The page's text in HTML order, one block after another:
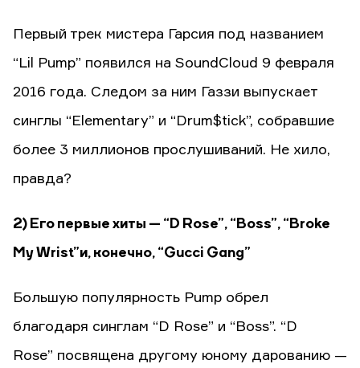
Первый трек мистера Гарсия под названием
“Lil Pump” появился на SoundCloud 9 февраля
2016 года. Следом за ним Газзи выпускает
синглы “Elementary” и “Drum$tick”, собравшие
более 3 миллионов прослушиваний. Не хило,
правда?
2) Его первые хиты — “D Rose”, “Boss”, “Broke
My Wrist” и, конечно, “Gucci Gang”
Большую популярность Pump обрел
благодаря синглам “D Rose” и “Boss”. “D
Rose” посвящена другому юному дарованию —